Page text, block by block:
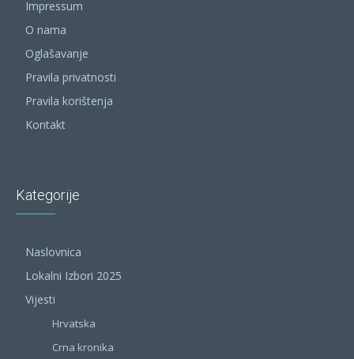
Impressum
O nama
Oglašavanje
Pravila privatnosti
Pravila korištenja
Kontakt
Kategorije
Naslovnica
Lokalni Izbori 2025
Vijesti
Hrvatska
Crna kronika